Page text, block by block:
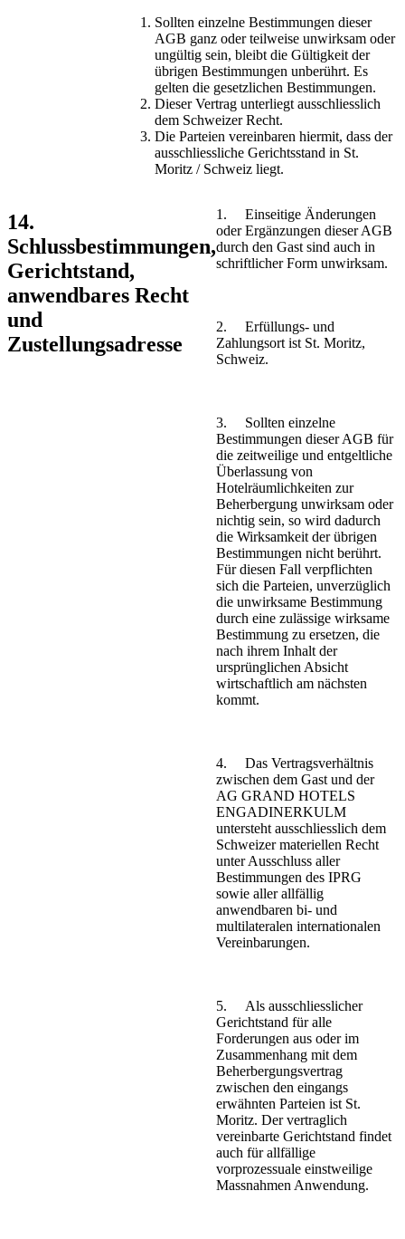
Sollten einzelne Bestimmungen dieser
AGB ganz oder teilweise unwirksam oder
ungültig sein, bleibt die Gültigkeit der
übrigen Bestimmungen unberührt. Es
gelten die gesetzlichen Bestimmungen.
Dieser Vertrag unterliegt ausschliesslich
dem Schweizer Recht.
Die Parteien vereinbaren hiermit, dass der
ausschliessliche Gerichtsstand in St.
Moritz / Schweiz liegt.
14.
Schlussbestimmungen,
Gerichtstand,
anwendbares Recht
und
Zustellungsadresse
1. Einseitige Änderungen
oder Ergänzungen dieser AGB
durch den Gast sind auch in
schriftlicher Form unwirksam.
2. Erfüllungs- und
Zahlungsort ist St. Moritz,
Schweiz.
3. Sollten einzelne
Bestimmungen dieser AGB für
die zeitweilige und entgeltliche
Überlassung von
Hotelräumlichkeiten zur
Beherbergung unwirksam oder
nichtig sein, so wird dadurch
die Wirksamkeit der übrigen
Bestimmungen nicht berührt.
Für diesen Fall verpflichten
sich die Parteien, unverzüglich
die unwirksame Bestimmung
durch eine zulässige wirksame
Bestimmung zu ersetzen, die
nach ihrem Inhalt der
ursprünglichen Absicht
wirtschaftlich am nächsten
kommt.
4. Das Vertragsverhältnis
zwischen dem Gast und der
AG GRAND HOTELS
ENGADINERKULM
untersteht ausschliesslich dem
Schweizer materiellen Recht
unter Ausschluss aller
Bestimmungen des IPRG
sowie aller allfällig
anwendbaren bi- und
multilateralen internationalen
Vereinbarungen.
5. Als ausschliesslicher
Gerichtstand für alle
Forderungen aus oder im
Zusammenhang mit dem
Beherbergungsvertrag
zwischen den eingangs
erwähnten Parteien ist St.
Moritz. Der vertraglich
vereinbarte Gerichtstand findet
auch für allfällige
vorprozessuale einstweilige
Massnahmen Anwendung.